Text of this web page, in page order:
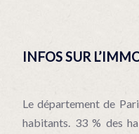
INFOS SUR
Le département de
habitants. 33 % des